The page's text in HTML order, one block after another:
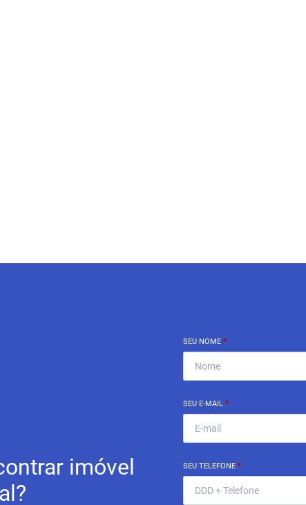
imóvel
SEU NOME *
SEU E-MAIL *
SEU TELEFONE *